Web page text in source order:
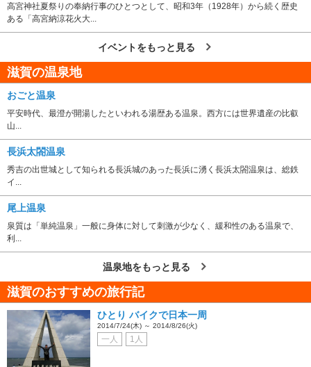
高宮神社夏祭りの奉納行事のひとつとして、昭和3年（1928年）から続く歴史
ある「高宮納涼花火大...
イベントをもっと見る
滋賀の温泉地
おごと温泉
平安時代、最澄が開湯したといわれる湯歴ある温泉。西方には世界遺産の比叡
山...
長浜太閤温泉
秀吉の出世城として知られる長浜城のあった長浜に湧く長浜太閤温泉は、総鉄
イ...
尾上温泉
泉質は「単純温泉」一般に身体に対して刺激が少なく、緩和性のある温泉で、
利...
温泉地をもっと見る
滋賀のおすすめの旅行記
ひとり バイクで日本一周
2014/7/24(木) ～ 2014/8/26(火)
一人 1人